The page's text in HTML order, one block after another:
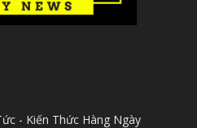
- Kiến Thức Hàng Ngày